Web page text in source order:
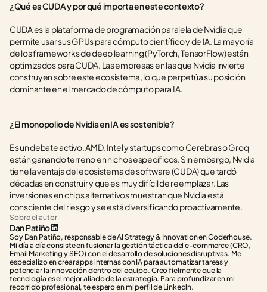
¿Qué es CUDA y por qué importa en este contexto?
CUDA es la plataforma de programación paralela de Nvidia que
permite usar sus GPUs para cómputo científico y de IA. La mayoría
de los frameworks de deep learning (PyTorch, TensorFlow) están
optimizados para CUDA. Las empresas en las que Nvidia invierte
construyen sobre este ecosistema, lo que perpetúa su posición
dominante en el mercado de cómputo para IA.
¿El monopolio de Nvidia en IA es sostenible?
Es un debate activo. AMD, Intel y startups como Cerebras o Groq
están ganando terreno en nichos específicos. Sin embargo, Nvidia
tiene la ventaja del ecosistema de software (CUDA) que tardó
décadas en construir y que es muy difícil de reemplazar. Las
inversiones en chips alternativos muestran que Nvidia está
consciente del riesgo y se está diversificando proactivamente.
Sobre el autor
Dan Patiño
Soy Dan Patiño, responsable de AI Strategy & Innovation en Coderhouse.
Mi día a día consiste en fusionar la gestión táctica del e-commerce (CRO,
Email Marketing y SEO) con el desarrollo de soluciones disruptivas. Me
especializo en crear apps internas con IA para automatizar tareas y
potenciar la innovación dentro del equipo. Creo fielmente que la
tecnología es el mejor aliado de la estrategia. Para profundizar en mi
recorrido profesional, te espero en mi perfil de LinkedIn.